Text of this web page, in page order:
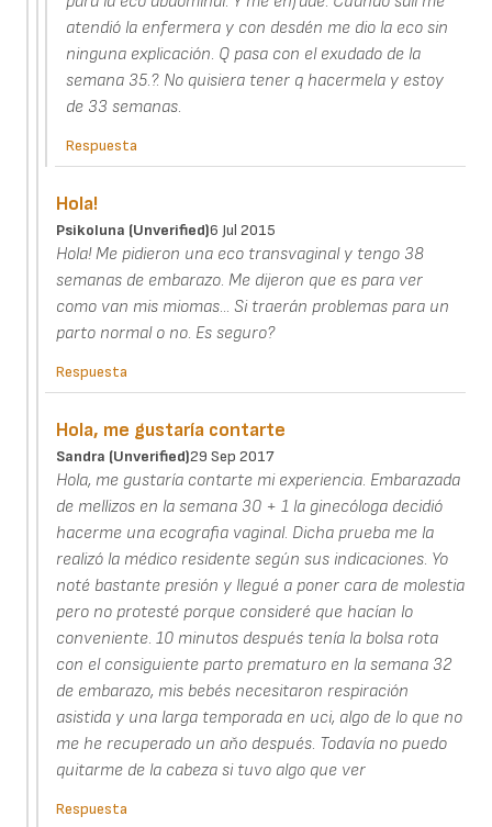
atendió la enfermera y con desdén me dio la eco sin
ninguna explicación. Q pasa con el exudado de la
semana 35.?. No quisiera tener q hacermela y estoy
de 33 semanas.
Respuesta
Hola!
Psikoluna (unverified)6 Jul 2015
Hola! Me pidieron una eco transvaginal y tengo 38
semanas de embarazo. Me dijeron que es para ver
como van mis miomas... Si traerán problemas para un
parto normal o no. Es seguro?
Respuesta
Hola, me gustaría contarte
Sandra (unverified)29 Sep 2017
Hola, me gustaría contarte mi experiencia. Embarazada
de mellizos en la semana 30 + 1 la ginecóloga decidió
hacerme una ecografia vaginal. Dicha prueba me la
realizó la médico residente según sus indicaciones. Yo
noté bastante presión y llegué a poner cara de molestia
pero no protesté porque consideré que hacían lo
conveniente. 10 minutos después tenía la bolsa rota
con el consiguiente parto prematuro en la semana 32
de embarazo, mis bebés necesitaron respiración
asistida y una larga temporada en uci, algo de lo que no
me he recuperado un aňo después. Todavía no puedo
quitarme de la cabeza si tuvo algo que ver
Respuesta